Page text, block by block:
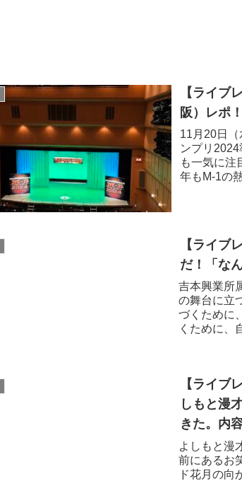
【ライブ
阪）レポ
11月20日
ンプリ
も一気に注
年もM-1の
【ライブ
だ！「な
吉本興業所
の舞台に立
づくために
くために、
【ライブ
しもと漫
きた。内
よしもと漫
前にあるお
ド花月の向